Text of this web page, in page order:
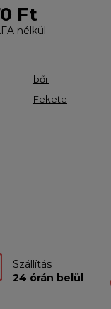
Ft
nélkül
bőr
Fekete
Szállítás
24 órán belül